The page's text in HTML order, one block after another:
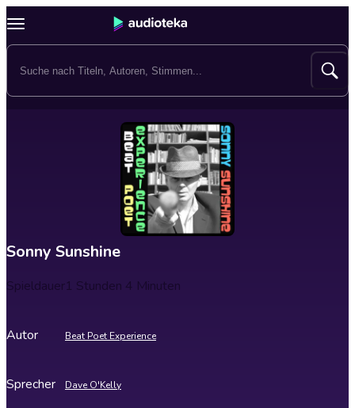
Sonny Sunshine
Spieldauer1 Stunden 4 Minuten
Autor Beat Poet Experience
Sprecher Dave O'Kelly